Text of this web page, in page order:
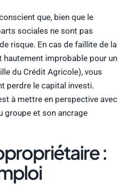
que, bien que le
sociales ne sont pas
risque. En cas de faillite de la
hautement improbable pour un
du Crédit Agricole), vous
perdre le capital investi.
à mettre en perspective avec
groupe et son ancrage
: